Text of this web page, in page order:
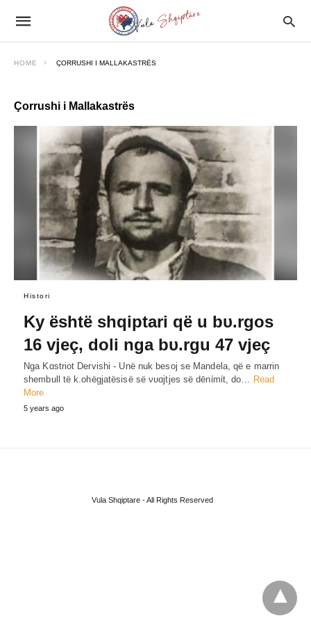
HOME ÇORRUSHI I MALLAKASTRËS
Çorrushi i Mallakastrës
Histori
Ky është shqiptari që u bυ.rgos
16 vjeç, doli nga bυ.rgu 47 vjeç
Nga Kɑstriot Dervishi - Unë nuk besoj se Mandela, që e marrin
shembull të k.ohëgjatësisë së νυɑjtjes së dēnίmίt, do… Read
More
5 years ago
Vula Shqiptare - All Rights Reserved